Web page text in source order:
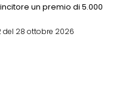
un premio di 5.000
del 28 ottobre 2026